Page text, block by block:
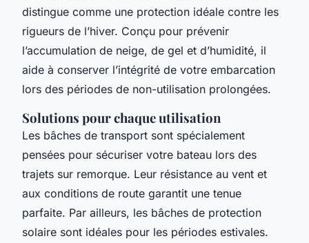
distingue comme une protection idéale contre les
rigueurs de l’hiver. Conçu pour prévenir
l’accumulation de neige, de gel et d’humidité, il
aide à conserver l’intégrité de votre embarcation
lors des périodes de non-utilisation prolongées.
Solutions pour chaque utilisation
Les bâches de transport sont spécialement
pensées pour sécuriser votre bateau lors des
trajets sur remorque. Leur résistance au vent et
aux conditions de route garantit une tenue
parfaite. Par ailleurs, les bâches de protection
solaire sont idéales pour les périodes estivales.